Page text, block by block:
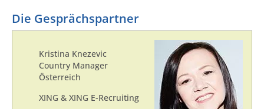
Die Gesprächspartner
Kristina Knezevic
Country Manager
Österreich
XING & XING E-Recruiting